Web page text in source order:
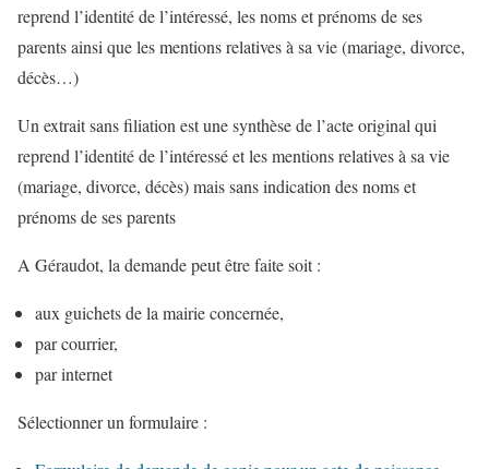
reprend l’identité de l’intéressé, les noms et prénoms de ses
parents ainsi que les mentions relatives à sa vie (mariage, divorce,
décès…)
Un extrait sans filiation est une synthèse de l’acte original qui
reprend l’identité de l’intéressé et les mentions relatives à sa vie
(mariage, divorce, décès) mais sans indication des noms et
prénoms de ses parents
A Géraudot, la demande peut être faite soit :
aux guichetsde la mairie concernée,
par courrier,
par internet
Sélectionner un formulaire :